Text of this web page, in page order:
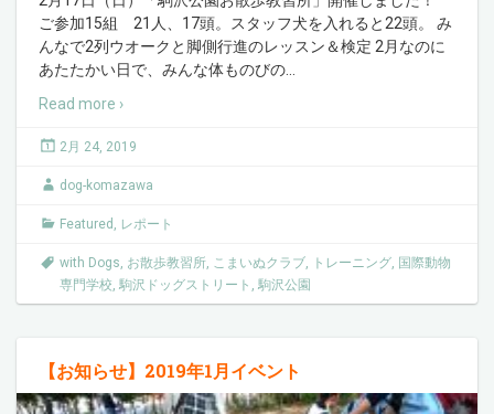
ご参加15組 21人、17頭。スタッフ犬を入れると22頭。 み
んなで2列ウオークと脚側行進のレッスン＆検定 2月なのに
あたたかい日で、みんな体ものびの
Read more ›
2月 24, 2019
dog-komazawa
Featured , レポート
with Dogs, お散歩教習所, こまいぬクラブ, トレーニング, 国際動物
専門学校, 駒沢ドッグストリート , 駒沢公園
【お知らせ】2019年1月イベント